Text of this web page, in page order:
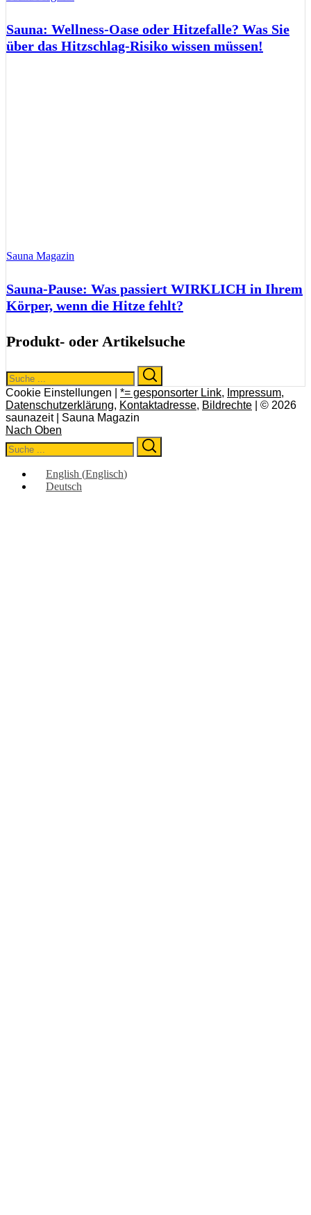
Sauna: Wellness-Oase oder Hitzefalle? Was Sie
über das Hitzschlag-Risiko wissen müssen!
Sauna Magazin
Sauna-Pause: Was passiert WIRKLICH in Ihrem
Körper, wenn die Hitze fehlt?
Produkt- oder Artikelsuche
Search
for:
Cookie Einstellungen | *= gesponsorter Link, Impressum,
Datenschutzerklärung, Kontaktadresse, Bildrechte | © 2026
saunazeit | Sauna Magazin
Nach Oben
Search
for:
English (Englisch)
Deutsch